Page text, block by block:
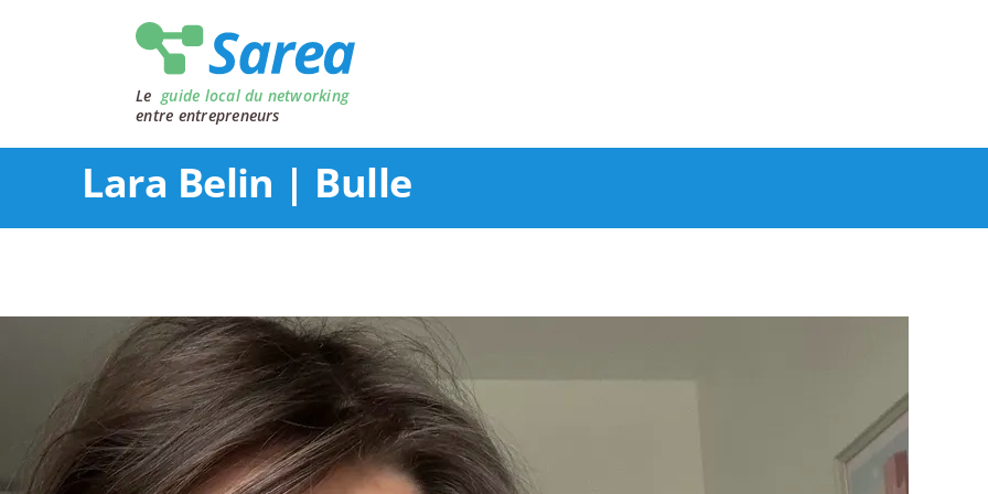
Le guide local du networking
entre entrepreneurs
Lara Belin | Bulle